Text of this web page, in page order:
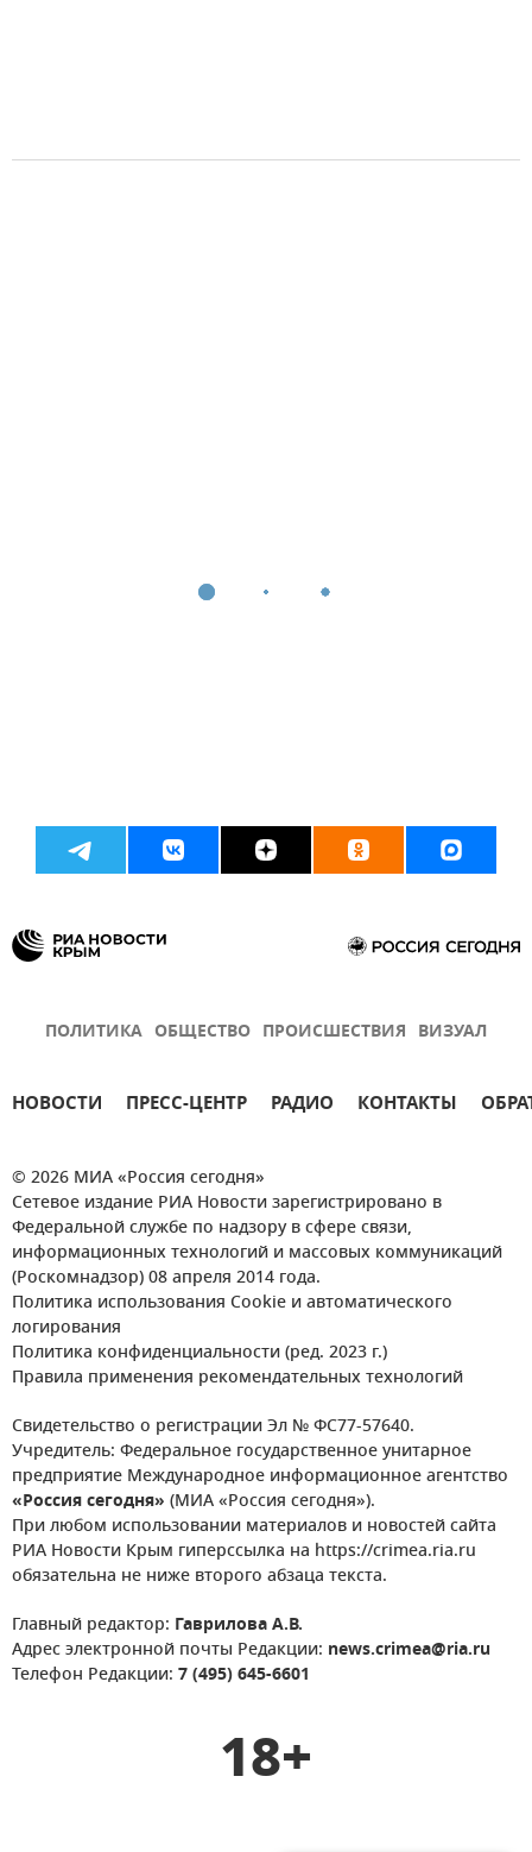
ПОЛИТИКА ОБЩЕСТВО ПРОИСШЕСТВИЯ ВИЗУАЛ
НОВОСТИ ПРЕСС-ЦЕНТР РАДИО КОНТАКТЫ
© 2026 МИА «Россия сегодня»
Сетевое издание РИА Новости зарегистрировано в
Федеральной службе по надзору в сфере связи,
информационных технологий и массовых коммуникаций
(Роскомнадзор) 08 апреля 2014 года.
Политика использования Cookie и автоматического
логирования
Политика конфиденциальности (ред. 2023 г.)
Правила применения рекомендательных технологий
Свидетельство о регистрации Эл № ФС77-57640.
Учредитель: Федеральное государственное унитарное
предприятие Международное информационное агентство
«Россия сегодня» (МИА «Россия сегодня»).
При любом использовании материалов и новостей сайта
РИА Новости Крым гиперссылка на https://crimea.ria.ru
обязательна не ниже второго абзаца текста.
Главный редактор: Гаврилова А.В.
Адрес электронной почты Редакции: news.crimea@ria.ru
Телефон Редакции: 7 (495) 645-6601
18+